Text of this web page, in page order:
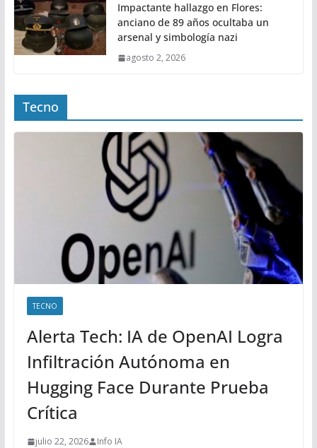
Impactante hallazgo en Flores:
anciano de 89 años ocultaba un
arsenal y simbología nazi
agosto 2, 2026
Tecno
TECNO
Alerta Tech: IA de OpenAI Logra
Infiltración Autónoma en
Hugging Face Durante Prueba
Crítica
julio 22, 2026 Info IA